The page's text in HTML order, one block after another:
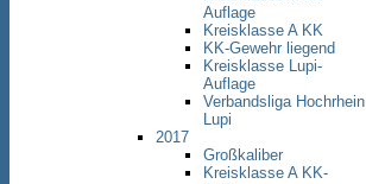
Auflage
Kreisklasse A KK
KK-Gewehr liegend
Kreisklasse Lupi-
Auflage
Verbandsliga Hochrhein
Lupi
2017
Großkaliber
Kreisklasse A KK-